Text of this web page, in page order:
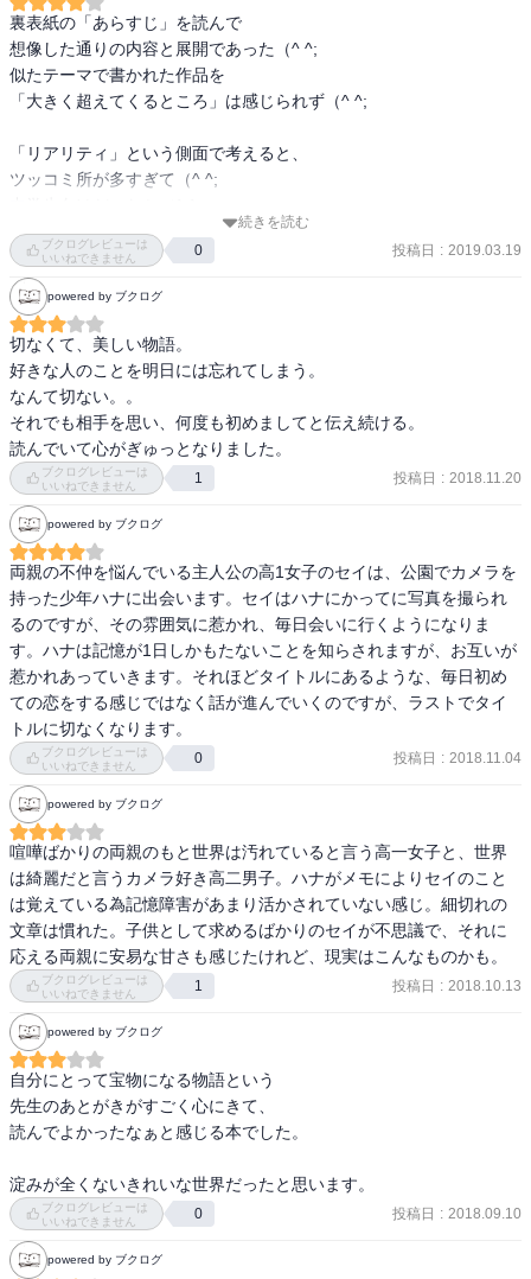
内容（「BOOK」データベースより）
両親の不仲に悩む高1女子のセイは、ある日、カメラを構えた少年ハ
ナに写真を撮られる。優しく不思議な雰囲気のハナに惹かれ、以来
セイは毎日のように会いに行くが、実は彼の記憶が1日しかもたない
ふたり。しかし、逃れられない過酷な現実が待ち受けていて…。優
しさに満ち溢れたストーリーに涙が止まらない!
裏表紙の「あらすじ」を読んで
想像した通りの内容と展開であった（^ ^;
似たテーマで書かれた作品を
「大きく超えてくるところ」は感じられず（^ ^;
「リアリティ」という側面で考えると、
ツッコミ所が多すぎて（^ ^;
続きを読む
ブクログレビューは
いいねできません
0 投稿日 : 2019.03.19
powered by ブクログ
切なくて、美しい物語。
好きな人のことを明日には忘れてしまう。
なんて切ない。。
それでも相手を思い、何度も初めましてと伝え続ける。
読んでいて心がぎゅっとなりました。
ブクログレビューは
いいねできません
1 投稿日 : 2018.11.20
powered by ブクログ
両親の不仲を悩んでいる主人公の高1女子のセイは、公園でカメラを
持った少年ハナに出会います。セイはハナにかってに写真を撮られ
るのですが、その雰囲気に惹かれ、毎日会いに行くようになりま
す。ハナは記憶が1日しかもたないことを知らされますが、お互いが
惹かれあっていきます。それほどタイトルにあるような、毎日初め
ての恋をする感じではなく話が進んでいくのですが、ラストでタイ
トルに切なくなります。
ブクログレビューは
いいねできません
0 投稿日 : 2018.11.04
powered by ブクログ
喧嘩ばかりの両親のもと世界は汚れていると言う高一女子と、世界
は綺麗だと言うカメラ好き高二男子。ハナがメモによりセイのこと
は覚えている為記憶障害があまり活かされていない感じ。細切れの
文章は慣れた。子供として求めるばかりのセイが不思議で、それに
応える両親に安易な甘さも感じたけれど、現実はこんなものかも。
ブクログレビューは
いいねできません
1 投稿日 : 2018.10.13
powered by ブクログ
自分にとって宝物になる物語という
先生のあとがきがすごく心にきて、
読んでよかったなぁと感じる本でした。
淀みが全くないきれいな世界だったと思います。
ブクログレビューは
いいねできません
0 投稿日 : 2018.09.10
powered by ブクログ